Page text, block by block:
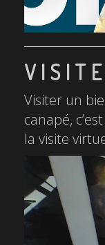
Visiter un
canapé,
la visite